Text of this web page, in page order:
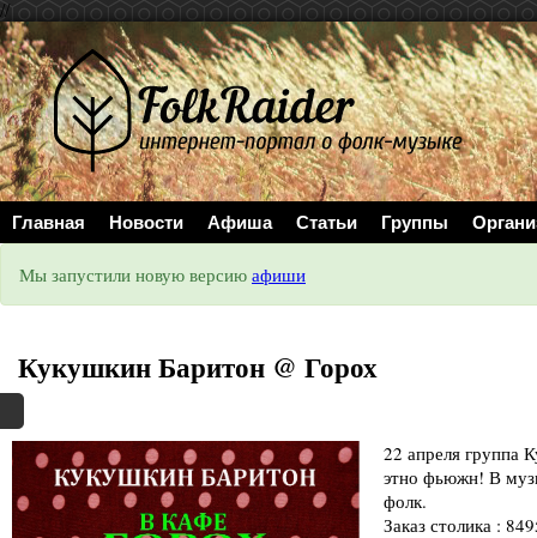
//
Главная Новости Афиша Статьи Группы
Мы запустили новую версию афиши
Кукушкин Баритон @ Горох
22 апреля группа
этно фьюжн! В
фолк.
Заказ столика :